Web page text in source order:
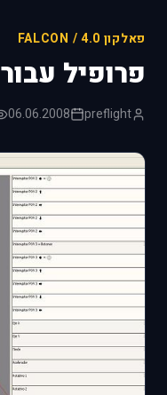
פאלקון 4.0 / FALCON
פרופיל עבור X52/X52Pro
preflight
06.06.2008